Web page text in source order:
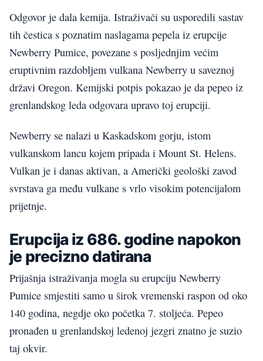
Odgovor je dala kemija. Istraživači su usporedili sastav
tih čestica s poznatim naslagama pepela iz erupcije
Newberry Pumice, povezane s posljednjim većim
eruptivnim razdobljem vulkana Newberry u saveznoj
državi Oregon. Kemijski potpis pokazao je da pepeo iz
grenlandskog leda odgovara upravo toj erupciji.
Newberry se nalazi u Kaskadskom gorju, istom
vulkanskom lancu kojem pripada i Mount St. Helens.
Vulkan je i danas aktivan, a Američki geološki zavod
svrstava ga među vulkane s vrlo visokim potencijalom
prijetnje.
Erupcija iz 686. godine napokon
je precizno datirana
Prijašnja istraživanja mogla su erupciju Newberry
Pumice smjestiti samo u širok vremenski raspon od oko
140 godina, negdje oko početka 7. stoljeća. Pepeo
pronađen u grenlandskoj ledenoj jezgri znatno je suzio
taj okvir.